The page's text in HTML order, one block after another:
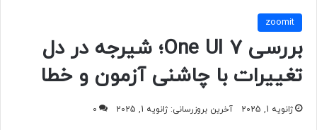
zoomit
بررسی One UI 7؛ شیرجه در دل
تغییرات با چاشنی آزمون و خطا
ژانویه 1, 2025 آخرین بروزرسانی: ژانویه 1, 2025 0